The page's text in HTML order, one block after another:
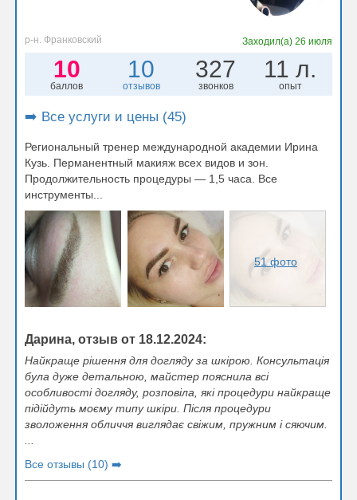
р-н. Франковский Заходил(а) 26 июля
10
баллов
10
отзывов
327
звонков
11 л.
опыт
➡️ Все услуги и цены (45)
Региональный тренер международной академии Ирина
Кузь. Перманентный макияж всех видов и зон.
Продолжительность процедуры — 1,5 часа. Все
инструменты...
51 фото
Дарина, отзыв от 18.12.2024:
Найкраще рішення для догляду за шкірою. Консультація
була дуже детальною, майстер пояснила всі
особливості догляду, розповіла, які процедури найкраще
підійдуть моєму типу шкіри. Після процедури
зволоження обличчя виглядає свіжим, пружним і сяючим.
Все отзывы (10) ➡️